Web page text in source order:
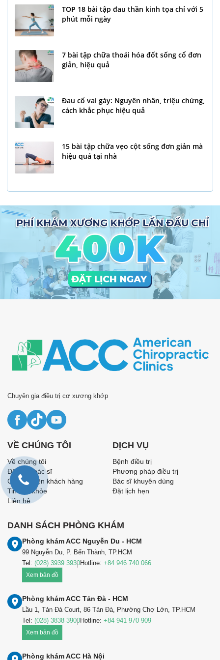
TOP 18 bài tập đau thần kinh tọa chỉ với 5
phút mỗi ngày
7 bài tập chữa thoái hóa đốt sống cổ đơn
giản, hiệu quả
Đau cổ vai gáy: Nguyên nhân, triệu chứng,
cách khắc phục hiệu quả
15 bài tập chữa vẹo cột sống đơn giản mà
hiệu quả tại nhà
Chuyên gia điều trị cơ xương khớp
DANH SÁCH PHÒNG KHÁM
Phòng khám ACC Nguyễn Du - HCM
99 Nguyễn Du, P. Bến Thành, TP.HCM
Tel: (028) 3939 3930Hotline: +84 946 740 066
Xem bản đồ
Phòng khám ACC Tản Đà - HCM
Lầu 1, Tản Đà Court, 86 Tản Đà, Phường Chợ Lớn, TP.HCM
Tel: (028) 3838 3900Hotline: +84 941 970 909
Xem bản đồ
Phòng khám ACC Hà Nội
VỀ CHÚNG TÔI
Về chúng tôi
Đội ngũ bác sĩ
Câu chuyện khách hàng
Tin sức khỏe
Liên hệ
DỊCH VỤ
Bệnh điều trị
Phương pháp điều trị
Bác sĩ khuyên dùng
Đặt lịch hẹn